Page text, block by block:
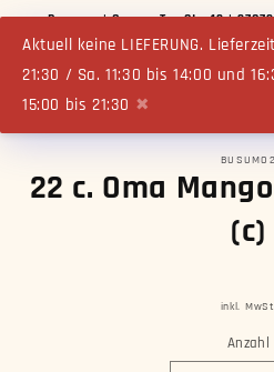
Aktuell keine LIEFERUNG.
21:30 / Sa. 11:30 bis 14:00 und
15:00 bis 21:30 ✖
Inhalt
Busumo | Groner Tor Str. 13 |
BUSUMO2
22 c. Oma
(c)
inkl.
Anzahl